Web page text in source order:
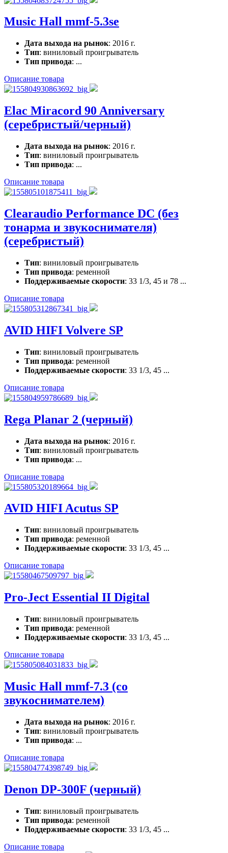
Music Hall mmf-5.3se
Дата выхода на рынок: 2016 г.
Тип: виниловый проигрыватель
Тип привода: ...
Описание товара
Elac Miracord 90 Anniversary
(серебристый/черный)
Дата выхода на рынок: 2016 г.
Тип: виниловый проигрыватель
Тип привода: ...
Описание товара
Clearaudio Performance DC (без
тонарма и звукоснимателя)
(серебристый)
Тип: виниловый проигрыватель
Тип привода: ременной
Поддерживаемые скорости: 33 1/3, 45 и 78 ...
Описание товара
AVID HIFI Volvere SP
Тип: виниловый проигрыватель
Тип привода: ременной
Поддерживаемые скорости: 33 1/3, 45 ...
Описание товара
Rega Planar 2 (черный)
Дата выхода на рынок: 2016 г.
Тип: виниловый проигрыватель
Тип привода: ...
Описание товара
AVID HIFI Acutus SP
Тип: виниловый проигрыватель
Тип привода: ременной
Поддерживаемые скорости: 33 1/3, 45 ...
Описание товара
Pro-Ject Essential II Digital
Тип: виниловый проигрыватель
Тип привода: ременной
Поддерживаемые скорости: 33 1/3, 45 ...
Описание товара
Music Hall mmf-7.3 (со
звукоснимателем)
Дата выхода на рынок: 2016 г.
Тип: виниловый проигрыватель
Тип привода: ...
Описание товара
Denon DP-300F (черный)
Тип: виниловый проигрыватель
Тип привода: ременной
Поддерживаемые скорости: 33 1/3, 45 ...
Описание товара